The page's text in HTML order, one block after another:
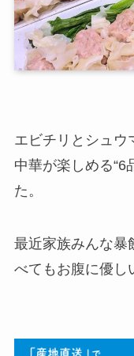
エビチリとシュウ
中華が楽しめる“6
た。
最近家族みんな暴
べてもお腹に優し